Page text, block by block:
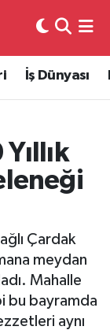
İş Dünyası
Çardak
meydan
Mahalle
bu bayramda
aynı